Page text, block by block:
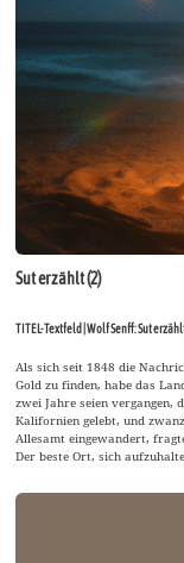
Sut erzählt (2)
TITEL-Textfeld | Wolf Senff: Sut
Als sich seit 1848 die
Gold zu finden, habe das
zwei Jahre seien vergangen,
Kalifornien gelebt, und
Allesamt eingewandert,
Der beste Ort, sich